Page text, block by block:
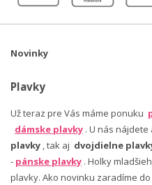
Novinky
Plavky
Už teraz pre Vás máme ponuku
dámske plavky . U nás
plavky , tak aj dvojdielne
- pánske plavky . Holky
plavky. Ako novinku zaradíme